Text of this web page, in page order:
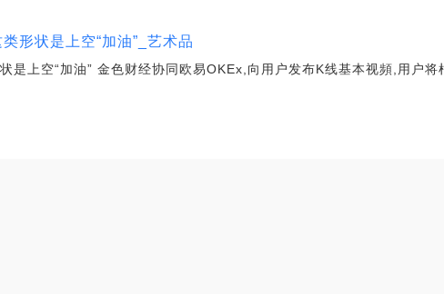
形状是上空“加油”_艺术品
是上空“加油” 金色财经协同欧易OKEx,向用户发布K线基本视頻,用户将